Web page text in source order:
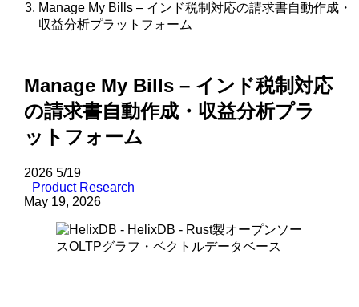
Manage My Bills – インド税制対応の請求書自動作成・
収益分析プラットフォーム
Manage My Bills – インド税制対応
の請求書自動作成・収益分析プラ
ットフォーム
2026 5/19
Product Research
May 19, 2026